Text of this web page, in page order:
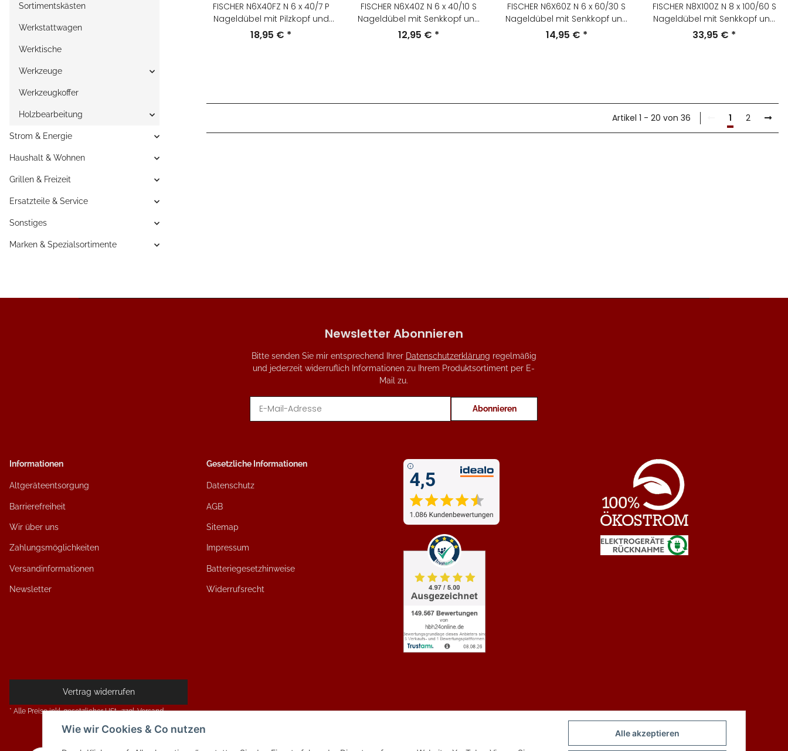
Alle akzeptieren
Wie wir Cookies & Co nutzen
FISCHER N6X40FZ N 6 x 40/7 P
Nageldübel mit Pilzkopf und
Nagelschraube,
18,95 € *
FISCHER N6X40Z N 6 x 40/10 S
Nageldübel mit Senkkopf und
Nagelschraube,
12,95 € *
FISCHER N6X60Z N 6 x 60/30 S
Nageldübel mit Senkkopf und
Nagelschraube,
14,95 € *
FISCHER N8X100Z N 8 x 100/60 S
Nageldübel mit Senkkopf und
Nagelschraube,
33,95 € *
Artikel 1 - 20 von 36 1 2
Sortimentskästen
Werkstattwagen
Werktische
Werkzeuge
Werkzeugkoffer
Holzbearbeitung
Strom & Energie
Haushalt & Wohnen
Grillen & Freizeit
Ersatzteile & Service
Sonstiges
Marken & Spezialsortimente
Newsletter Abonnieren
Bitte senden Sie mir entsprechend Ihrer Datenschutzerklärung regelmäßig
und jederzeit widerruflich Informationen zu Ihrem Produktsortiment per E-
Mail zu.
Abonnieren
Informationen
Altgeräteentsorgung
Barrierefreiheit
Wir über uns
Zahlungsmöglichkeiten
Versandinformationen
Newsletter
Gesetzliche Informationen
Datenschutz
AGB
Sitemap
Impressum
Batteriegesetzhinweise
Widerrufsrecht
Vertrag widerrufen
* Alle Preise inkl. gesetzlicher USt., zzgl.Versand